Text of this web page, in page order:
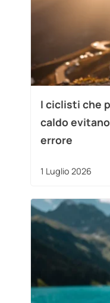
I ciclisti che
caldo
errore
1 Luglio 2026